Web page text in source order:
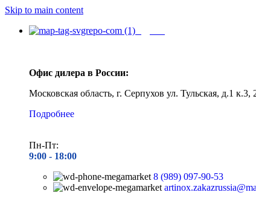
Skip to main content
Офис дилера в России:
Московская область, г. Серпухов ул. Тульская, д.1 к.3,
Подробнее
Пн-Пт:
9:00 - 18:00
8 (989) 097-90-53